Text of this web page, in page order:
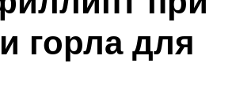
горла для